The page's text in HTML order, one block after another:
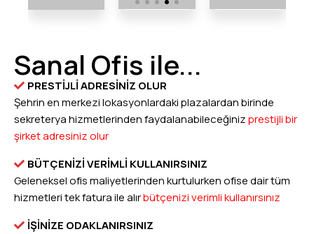
Sanal Ofis ile...
PRESTİJLİ ADRESİNİZ OLUR
Şehrin en merkezi lokasyonlardaki plazalardan birinde
sekreterya hizmetlerinden faydalanabileceğinizprestijli bir
şirket adresiniz olur
BÜTÇENİZİ VERİMLİ KULLANIRSINIZ
Geleneksel ofis maliyetlerinden kurtulurken ofise dair tüm
hizmetleri tek fatura ile alırbütçenizi verimli kullanırsınız
İŞİNİZE ODAKLANIRSINIZ